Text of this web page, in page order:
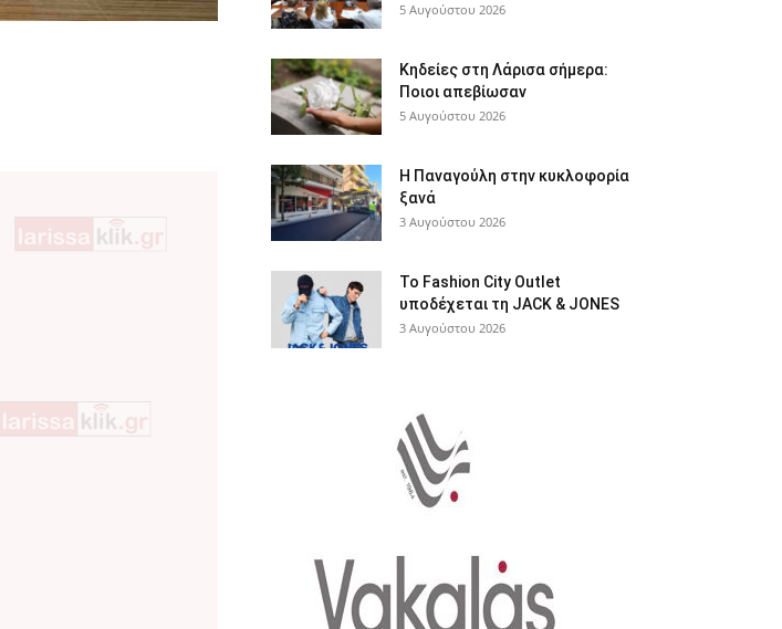
5 Αυγούστου 2026
Κηδείες στη Λάρισα σήμερα:
Ποιοι απεβίωσαν
5 Αυγούστου 2026
Η Παναγούλη στην κυκλοφορία
ξανά
3 Αυγούστου 2026
Το Fashion City Outlet
υποδέχεται τη JACK & JONES
3 Αυγούστου 2026